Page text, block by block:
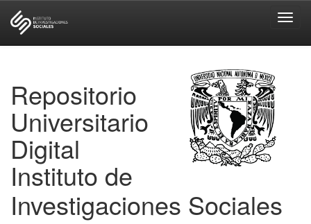
Repositorio
Universitario
Digital
Instituto de
Investigaciones Sociales